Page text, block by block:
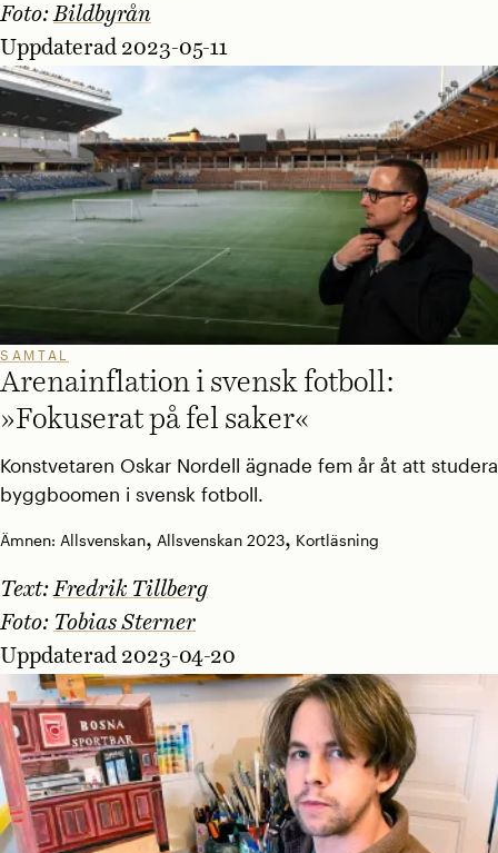
Foto: Bildbyrån
Uppdaterad 2023-05-11
SAMTAL
Arenainflation i svensk fotboll:
»Fokuserat på fel saker«
Konst­vetaren Oskar Nordell ägnade fem år åt att studera
byggboomen i svensk fotboll.
Ämnen: Allsvenskan, Allsvenskan 2023, Kortläsning
Text:Fredrik Tillberg
Foto: Tobias Sterner
Uppdaterad 2023-04-20